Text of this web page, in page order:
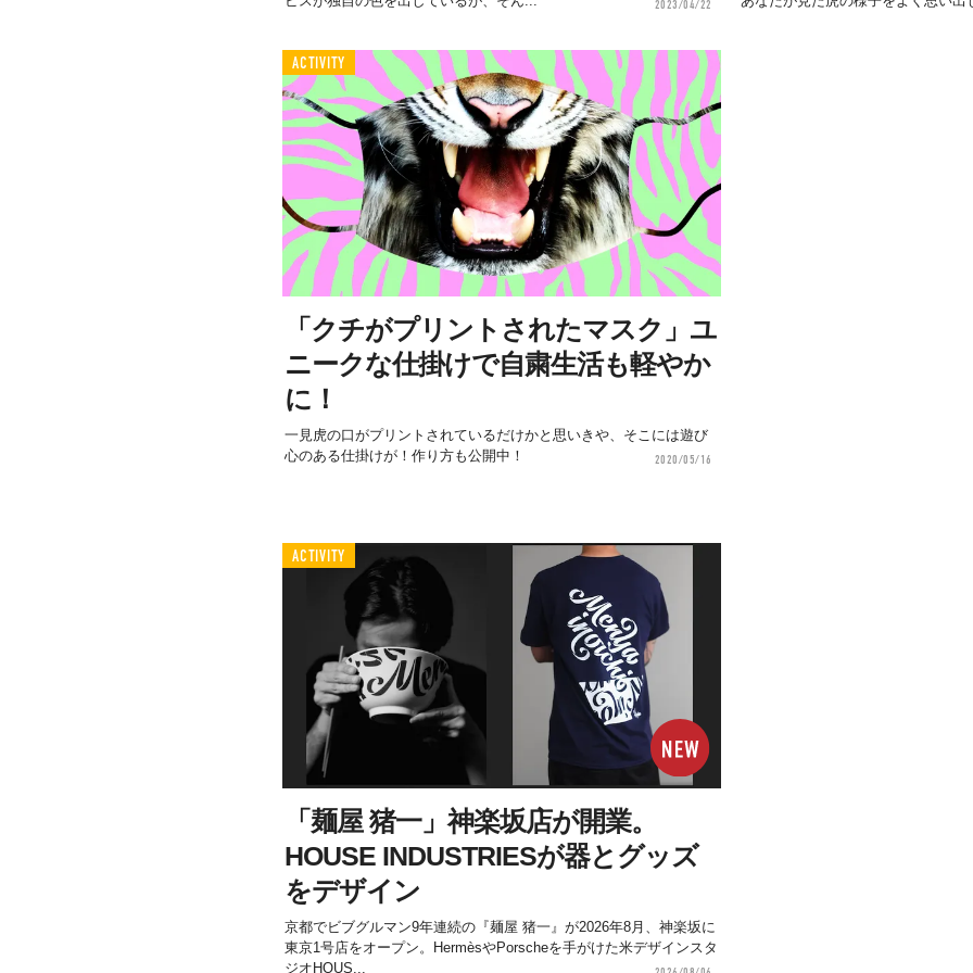
2023/04/22
ACTIVITY
「クチがプリントされたマスク」ユ
ニークな仕掛けで自粛生活も軽やか
に！
一見虎の口がプリントされているだけかと思いきや、そこには遊び
心のある仕掛けが！作り方も公開中！
2020/05/16
ACTIVITY
「麺屋 猪一」神楽坂店が開業。
HOUSE INDUSTRIESが器とグッズ
をデザイン
京都でビブグルマン9年連続の『麺屋 猪一』が2026年8月、神楽坂に
東京1号店をオープン。HermèsやPorscheを手がけた米デザインスタ
ジオHOUS...